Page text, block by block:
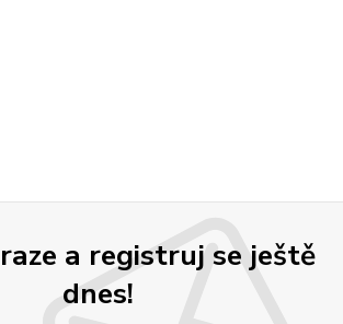
a registruj se ještě
dnes!